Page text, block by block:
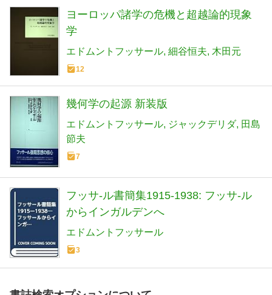
ヨーロッパ諸学の危機と超越論的現象
学
エドムントフッサール 細谷恒夫 木田元
12
幾何学の起源 新装版
エドムントフッサール ジャックデリダ 田島
節夫
7
フッサ-ル書簡集1915-1938: フッサ-ル
からインガルデンへ
エドムントフッサール
3